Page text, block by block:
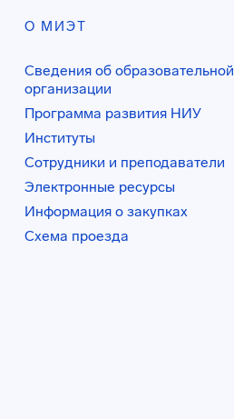
О МИЭТ
Сведения об образовательной
организации
Программа развития НИУ
Институты
Сотрудники и преподаватели
Электронные ресурсы
Информация о закупках
Схема проезда